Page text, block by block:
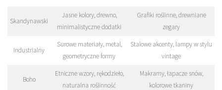
Skandynawski
Jasne kolory, drewno,
minimalistyczne dodatki
Grafiki roślinne, drewniane
zegary
Industrialny
Surowe materiały, metal,
geometryczne formy
Stalowe akcenty, lampy w stylu
vintage
Boho
Etniczne wzory, rękodzieło,
naturalna roślinność
Makramy, łapacze snów,
kolorowe tkaniny